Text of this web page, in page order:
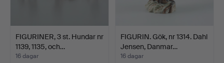
FIGURINER, 3 st. Hundar nr
1139, 1135, och…
16 dagar
FIGURIN. Gök, nr 1314. Dahl
Jensen, Danmar…
16 dagar